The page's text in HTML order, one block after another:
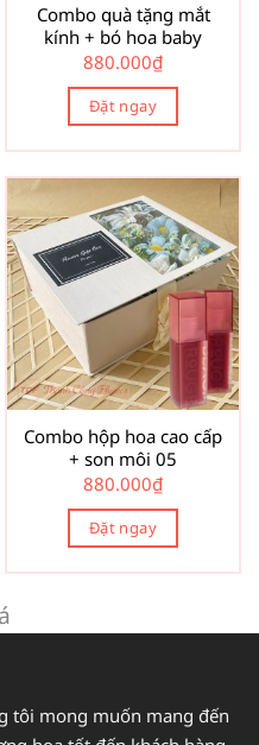
Combo quà tặng mắt
kính + bó hoa baby
880.000₫
Đặt ngay
Combo hộp hoa cao cấp
+ son môi 05
880.000₫
Đặt ngay
tôi mong muốn mang đến